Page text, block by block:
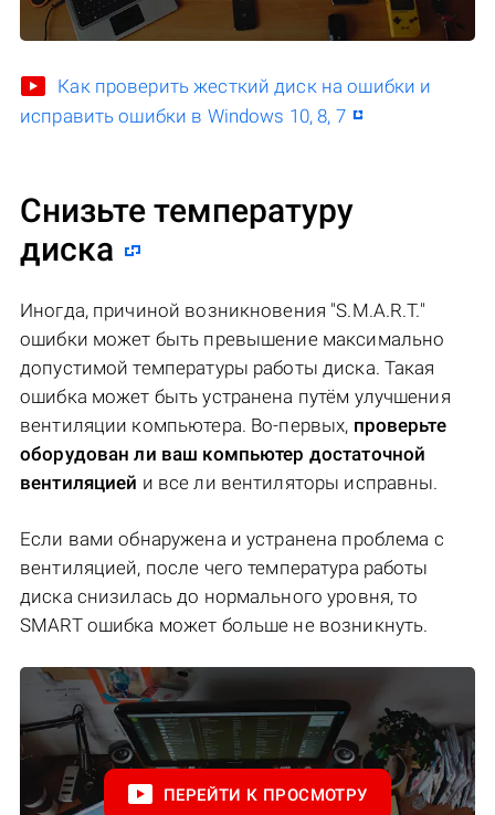
Как проверить жесткий диск на ошибки и
исправить ошибки в Windows 10, 8, 7
Снизьте температуру
диска
Иногда, причиной возникновения "S.M.A.R.T."
ошибки может быть превышение максимально
допустимой температуры работы диска. Такая
ошибка может быть устранена путём улучшения
вентиляции компьютера. Во-первых, проверьте
оборудован ли ваш компьютер достаточной
вентиляцией и все ли вентиляторы исправны.
Если вами обнаружена и устранена проблема с
вентиляцией, после чего температура работы
диска снизилась до нормального уровня, то
SMART ошибка может больше не возникнуть.
ПЕРЕЙТИ К ПРОСМОТРУ